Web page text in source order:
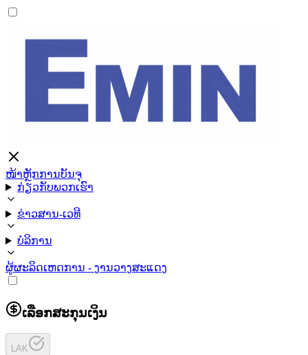
ໜ້າຫຼັກການບັນຈຸ
ກ່ຽວກັບພວກເຮົາ
ຂ່າວສານ-ເວທີ
ບໍລິການ
ຜູ້ຜະລິດເຫດການ - ງານວາງສະແດງ
ເລືອກສະກຸນເງິນ
LAK